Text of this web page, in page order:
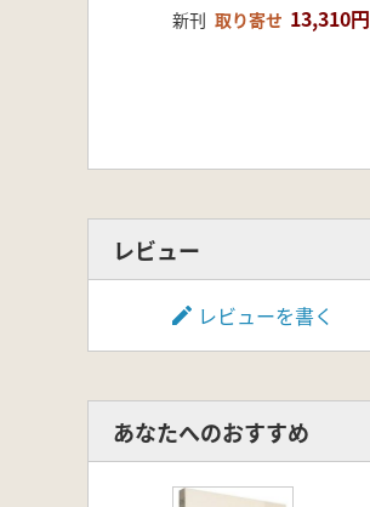
新刊 取り寄せ 13,310円
レビュー
レビューを書く
あなたへのおすすめ